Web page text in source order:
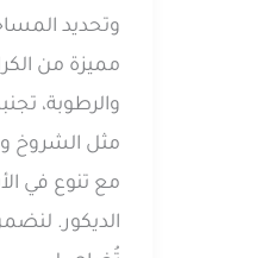
وتحديد
مميزة من
والرطوبة،
مثل الشروخ
مع تنوع في
الديكور.